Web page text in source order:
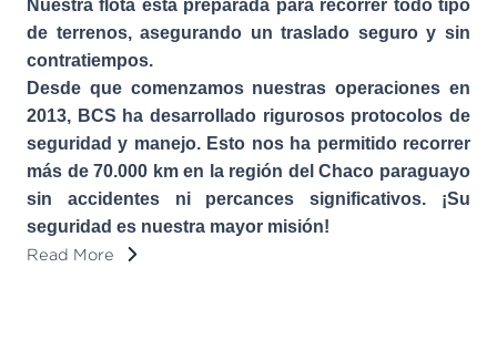
Nuestra flota está preparada para recorrer todo tipo
de terrenos, asegurando un traslado seguro y sin
contratiempos.
Desde que comenzamos nuestras operaciones en
2013, BCS ha desarrollado rigurosos protocolos de
seguridad y manejo. Esto nos ha permitido recorrer
más de 70.000 km en la región del Chaco paraguayo
sin accidentes ni percances significativos. ¡Su
seguridad es nuestra mayor misión!
Read More